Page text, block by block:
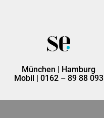
München | Hamburg
Mobil | 0162 – 89 88 093